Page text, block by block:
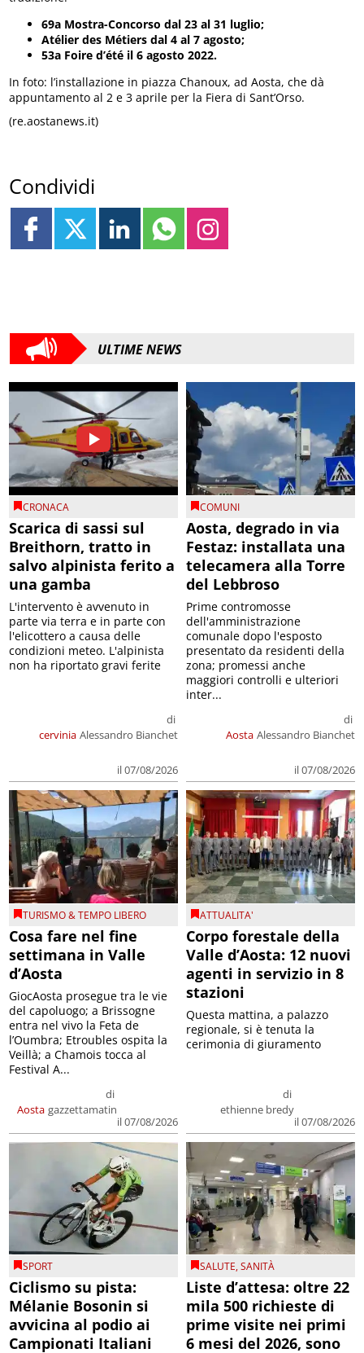
69a Mostra-Concorso dal 23 al 31 luglio;
Atélier des Métiers dal 4 al 7 agosto;
53a Foire d’été il 6 agosto 2022.
In foto: l’installazione in piazza Chanoux, ad Aosta, che dà
appuntamento al 2 e 3 aprile per la Fiera di Sant’Orso.
(re.aostanews.it)
Condividi
ULTIME NEWS
CRONACA
Scarica di sassi sul
Breithorn, tratto in
salvo alpinista ferito a
una gamba
cervinia
di
Alessandro Bianchet
il 07/08/2026
L'intervento è avvenuto in
parte via terra e in parte con
l'elicottero a causa delle
condizioni meteo. L'alpinista
non ha riportato gravi ferite
COMUNI
Aosta, degrado in via
Festaz: installata una
telecamera alla Torre
del Lebbroso
Aosta
di
Alessandro Bianchet
il 07/08/2026
Prime contromosse
dell'amministrazione
comunale dopo l'esposto
presentato da residenti della
zona; promessi anche
maggiori controlli e ulteriori
inter...
TURISMO & TEMPO LIBERO
Cosa fare nel fine
settimana in Valle
d’Aosta
Aosta
di
gazzettamatin
il 07/08/2026
GiocAosta prosegue tra le vie
del capoluogo; a Brissogne
entra nel vivo la Feta de
l’Oumbra; Etroubles ospita la
Veillà; a Chamois tocca al
Festival A...
ATTUALITA'
Corpo forestale della
Valle d’Aosta: 12 nuovi
agenti in servizio in 8
stazioni
di
ethienne bredy
il 07/08/2026
Questa mattina, a palazzo
regionale, si è tenuta la
cerimonia di giuramento
SPORT
Ciclismo su pista:
Mélanie Bosonin si
avvicina al podio ai
Campionati Italiani
SALUTE,SANITÀ
Liste d’attesa: oltre 22
mila 500 richieste di
prime visite nei primi
6 mesi del 2026, sono